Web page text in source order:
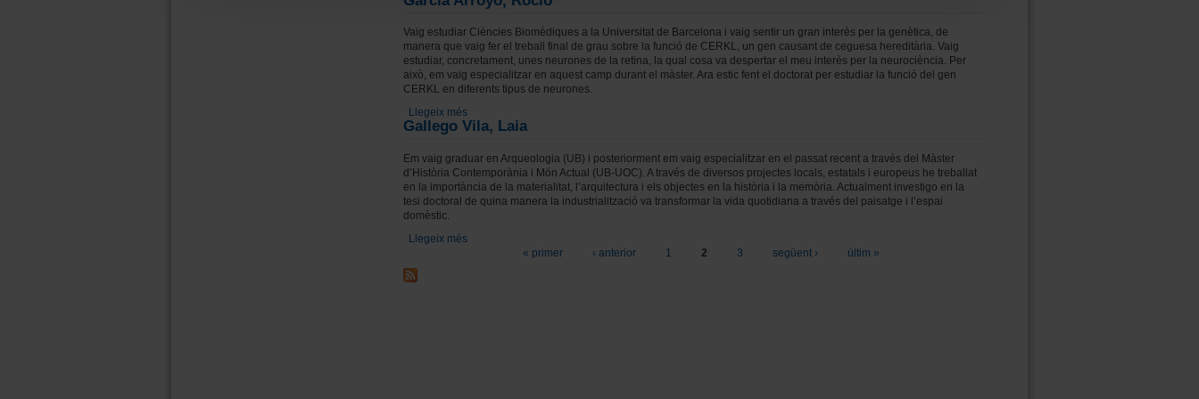
Vaig estudiar Ciències Biomèdiques a la Universitat de Barcelona i vaig sentir un gran interès per la genètica, de
manera que vaig fer el treball final de grau sobre la funció de CERKL, un gen causant de ceguesa hereditària. Vaig
estudiar, concretament, unes neurones de la retina, la qual cosa va despertar el meu interès per la neurociència. Per
això, em vaig especialitzar en aquest camp durant el màster. Ara estic fent el doctorat per estudiar la funció del gen
CERKL en diferents tipus de neurones.
Llegeix més
Gallego Vila, Laia
Em vaig graduar en Arqueologia (UB) i posteriorment em vaig especialitzar en el passat recent a través del Màster
d’Història Contemporània i Món Actual (UB-UOC). A través de diversos projectes locals, estatals i europeus he treballat
en la importància de la materialitat, l’arquitectura i els objectes en la història i la memòria. Actualment investigo en la
tesi doctoral de quina manera la industrialització va transformar la vida quotidiana a través del paisatge i l’espai
domèstic.
Llegeix més
« primer ‹ anterior 1 2 3 següent › últim »